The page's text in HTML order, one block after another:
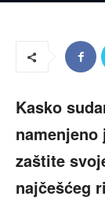
Kasko
zaštite
najčešćeg